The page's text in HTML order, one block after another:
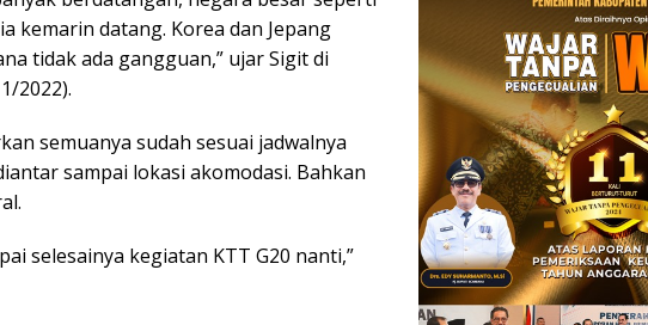
kemarin datang. Korea dan Jepang
tidak ada gangguan,” ujar Sigit di
2022).
semuanya sudah sesuai jadwalnya
sampai lokasi akomodasi. Bahkan
selesainya kegiatan KTT G20 nanti,”